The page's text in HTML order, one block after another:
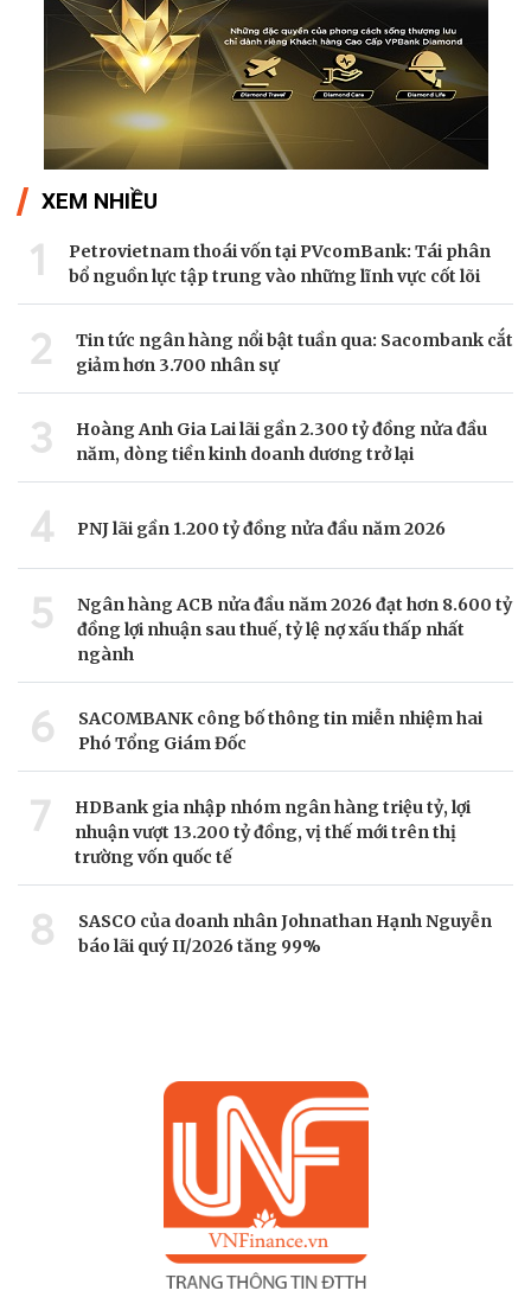
XEM NHIỀU
1
Petrovietnam thoái vốn tại PVcomBank: Tái phân
bổ nguồn lực tập trung vào những lĩnh vực cốt lõi
2
Tin tức ngân hàng nổi bật tuần qua: Sacombank cắt
giảm hơn 3.700 nhân sự
3
Hoàng Anh Gia Lai lãi gần 2.300 tỷ đồng nửa đầu
năm, dòng tiền kinh doanh dương trở lại
4 PNJ lãi gần 1.200 tỷ đồng nửa đầu năm 2026
5
Ngân hàng ACB nửa đầu năm 2026 đạt hơn 8.600 tỷ
đồng lợi nhuận sau thuế, tỷ lệ nợ xấu thấp nhất
ngành
6
SACOMBANK công bố thông tin miễn nhiệm hai
Phó Tổng Giám Đốc
7
HDBank gia nhập nhóm ngân hàng triệu tỷ, lợi
nhuận vượt 13.200 tỷ đồng, vị thế mới trên thị
trường vốn quốc tế
8
SASCO của doanh nhân Johnathan Hạnh Nguyễn
báo lãi quý II/2026 tăng 99%